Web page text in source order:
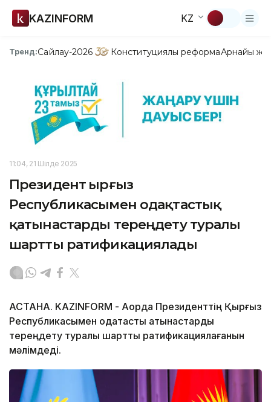
KAZINFORM KZ
Тренд:Сайлау-2026 Конституциялық реформаАрнайы
11:04, 21 Шілде 2025
Президент Қырғыз
Республикасымен одақтастық
қатынастарды тереңдету туралы
шартты ратификациялады
АСТАНА. KAZINFORM - Ақорда Президенттің Қырғыз
Республикасымен одақтастық қатынастарды
тереңдету туралы шартты ратификациялағанын
мәлімдеді.